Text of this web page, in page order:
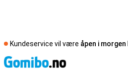
Kundeservice vil være åpen i morgen